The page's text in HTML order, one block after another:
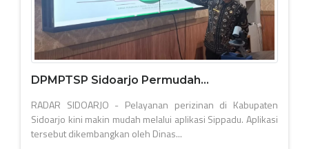
DPMPTSP Sidoarjo Permudah...
RADAR SIDOARJO - Pelayanan perizinan di Kabupaten
Sidoarjo kini makin mudah melalui aplikasi Sippadu. Aplikasi
tersebut dikembangkan oleh Dinas...